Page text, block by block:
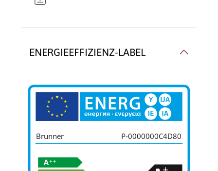
ENERGIEEFFIZIENZ-LABEL
Brunner P-0000000C4D80